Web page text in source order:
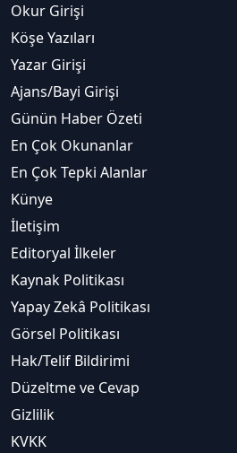
Okur Girişi
Köşe Yazıları
Yazar Girişi
Ajans/Bayi Girişi
Günün Haber Özeti
En Çok Okunanlar
En Çok Tepki Alanlar
Künye
İletişim
Editoryal İlkeler
Kaynak Politikası
Yapay Zekâ Politikası
Görsel Politikası
Hak/Telif Bildirimi
Düzeltme ve Cevap
Gizlilik
KVKK